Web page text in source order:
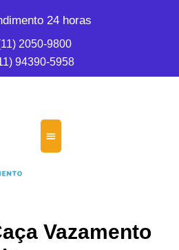
24 horas
2050-9800
94390-5958
Vazamento